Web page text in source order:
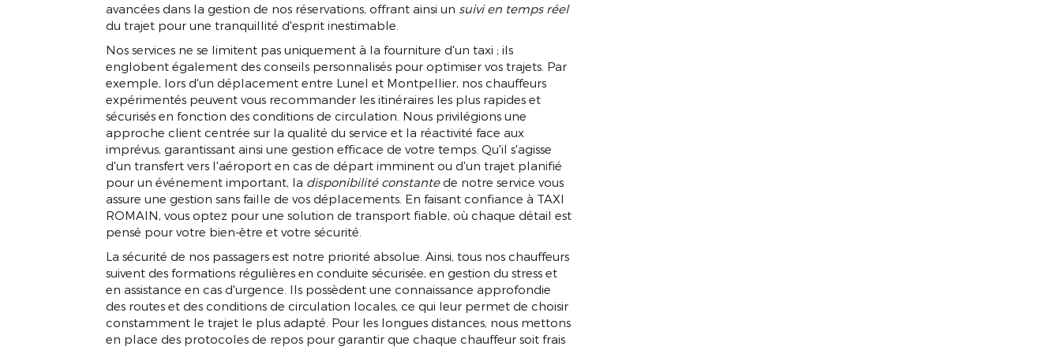
avancées dans la gestion de nos réservations, offrant ainsi un suivi en temps réel
du trajet pour une tranquillité d'esprit inestimable.
Nos services ne se limitent pas uniquement à la fourniture d'un taxi ; ils
englobent également des conseils personnalisés pour optimiser vos trajets. Par
exemple, lors d'un déplacement entre Lunel et Montpellier, nos chauffeurs
expérimentés peuvent vous recommander les itinéraires les plus rapides et
sécurisés en fonction des conditions de circulation. Nous privilégions une
approche client centrée sur la qualité du service et la réactivité face aux
imprévus, garantissant ainsi une gestion efficace de votre temps. Qu'il s'agisse
d'un transfert vers l'aéroport en cas de départ imminent ou d'un trajet planifié
pour un événement important, la disponibilité constantede notre service vous
assure une gestion sans faille de vos déplacements. En faisant confiance à TAXI
ROMAIN, vous optez pour une solution de transport fiable, où chaque détail est
pensé pour votre bien-être et votre sécurité.
La sécurité de nos passagers est notre priorité absolue. Ainsi, tous nos chauffeurs
suivent des formations régulières en conduite sécurisée, en gestion du stress et
en assistance en cas d'urgence. Ils possèdent une connaissance approfondie
des routes et des conditions de circulation locales, ce qui leur permet de choisir
constamment le trajet le plus adapté. Pour les longues distances, nous mettons
en place des protocoles de repos pour garantir que chaque chauffeur soit frais